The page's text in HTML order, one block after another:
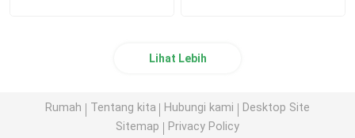
Lihat Lebih
Rumah Tentang kita Hubungi kami
Desktop Site
Sitemap
Privacy Policy